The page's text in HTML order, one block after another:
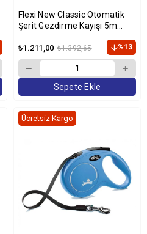
Flexi New Classic Otomatik
Şerit Gezdirme Kayışı 5m
₺1.211,00 ₺1.392,65 %13
Sepete Ekle
Ücretsiz Kargo